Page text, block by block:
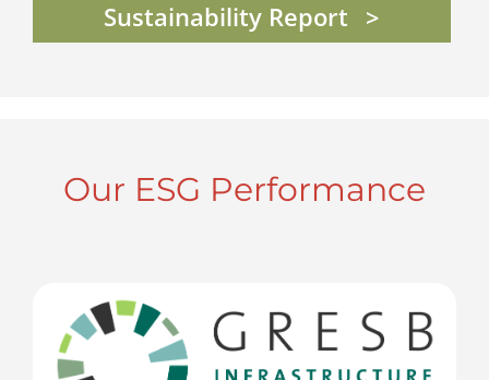
Sustainability Report
Our ESG Performance